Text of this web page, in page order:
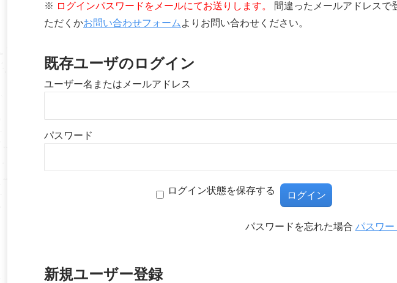
※ ログインパスワードをメールにてお送りします。
間違ったメールアドレスで
ただくかお問い合わせフォーム よりお問い合わせください。
既存ユーザのログイン
ユーザー名またはメールアドレス
パスワード
ログイン状態を保存する
パスワードを忘れた場合 パスワー
新規ユーザー登録